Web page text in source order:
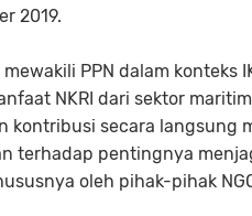
2019.
PPN dalam konteks
NKRI dari sektor
kontribusi secara langsung
terhadap pentingnya
oleh pihak-pihak